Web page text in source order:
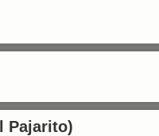
Pajarito)